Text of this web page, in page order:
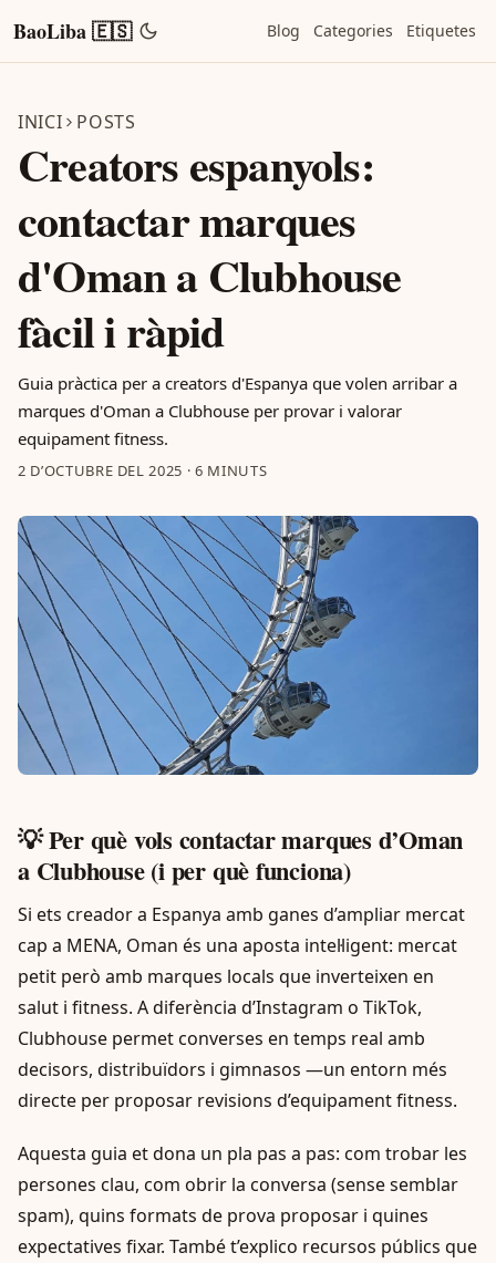
BaoLiba 🇪🇸 Blog Categories Etiquetes
INICI POSTS
Creators espanyols:
contactar marques
d'Oman a Clubhouse
fàcil i ràpid
Guia pràctica per a creators d'Espanya que volen arribar a
marques d'Oman a Clubhouse per provar i valorar
equipament fitness.
2 D’OCTUBRE DEL 2025 · 6 MINUTS
💡 Per què vols contactar marques d’Oman
a Clubhouse (i per què funciona)
Si ets creador a Espanya amb ganes d’ampliar mercat
cap a MENA, Oman és una aposta intel·ligent: mercat
petit però amb marques locals que inverteixen en
salut i fitness. A diferència d’Instagram o TikTok,
Clubhouse permet converses en temps real amb
decisors, distribuïdors i gimnasos —un entorn més
directe per proposar revisions d’equipament fitness.
Aquesta guia et dona un pla pas a pas: com trobar les
persones clau, com obrir la conversa (sense semblar
spam), quins formats de prova proposar i quines
expectatives fixar. També t’explico recursos públics que